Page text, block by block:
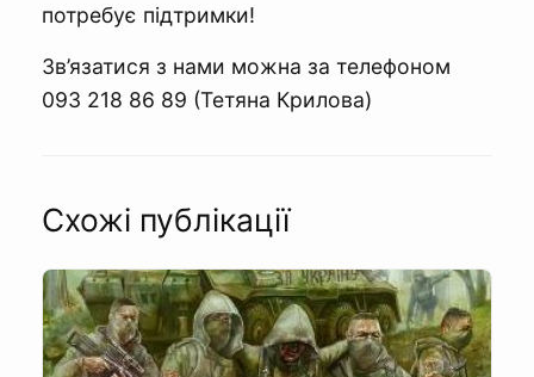
потребує підтримки!
Зв’язатися з нами можна за телефоном
093 218 86 89 (Тетяна Крилова)
Схожі публікації